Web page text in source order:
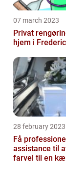
07 march 2023
Privat
hjem i
28 february 2023
Få
assistance til
farvel til en